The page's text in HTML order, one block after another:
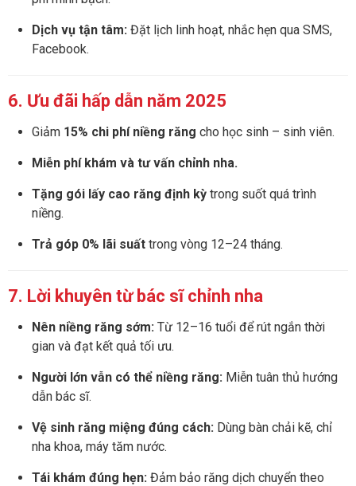
Dịch vụ tận tâm: Đặt lịch linh hoạt, nhắc hẹn qua SMS,
Facebook.
6. Ưu đãi hấp dẫn năm 2025
Giảm 15% chi phí niềng răng cho học sinh – sinh viên.
Miễn phí khám và tư vấn chỉnh nha.
Tặng gói lấy cao răng định kỳ trong suốt quá trình
niềng.
Trả góp 0% lãi suất trong vòng 12–24 tháng.
7. Lời khuyên từ bác sĩ chỉnh nha
Nên niềng răng sớm: Từ 12–16 tuổi để rút ngắn thời
gian và đạt kết quả tối ưu.
Người lớn vẫn có thể niềng răng: Miễn tuân thủ hướng
dẫn bác sĩ.
Vệ sinh răng miệng đúng cách: Dùng bàn chải kẽ, chỉ
nha khoa, máy tăm nước.
Tái khám đúng hẹn: Đảm bảo răng dịch chuyển theo